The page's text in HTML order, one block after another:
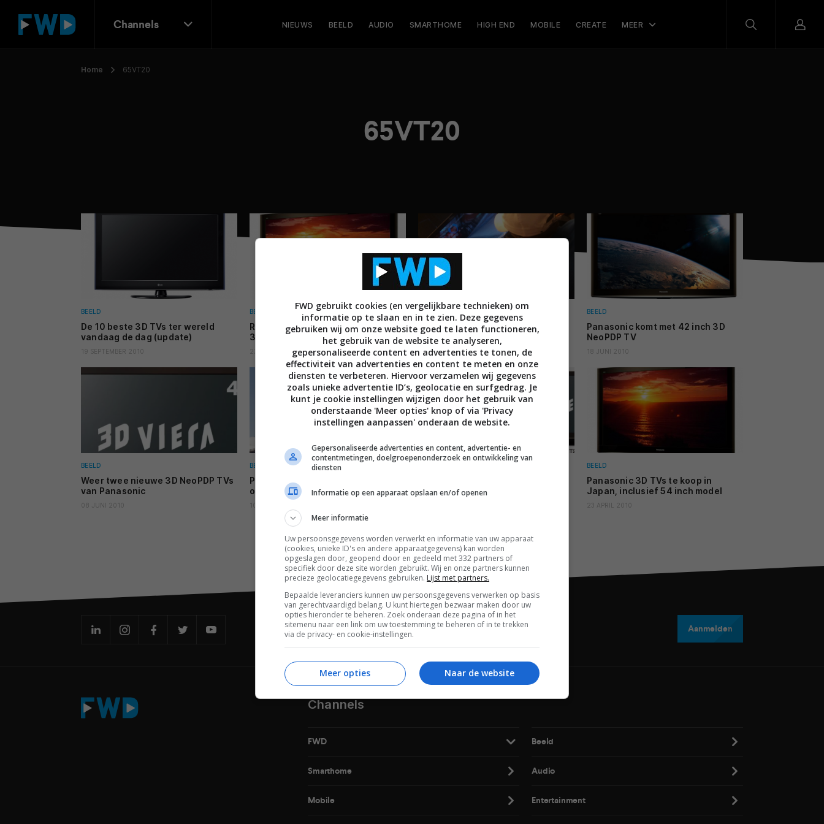
Channels NIEUWS BEELD AUDIO SMARTHOME HIGH END MOBILE CREATE MEER
Home 65VT20
65VT20
BEELD
De 10 beste 3D TVs ter wereld
vandaag de dag (update)
19 SEPTEMBER 2010
BEELD
Review: Panasonic TX-P50VT20
3D plasma TV
27 JUNI 2010
BEELD
Review: De ultieme Panasonic TX-
P50VT20 3D plasma TV
27 JUNI 2010
BEELD
Panasonic komt met 42 inch 3D
NeoPDP TV
18 JUNI 2010
BEELD
Weer twee nieuwe 3D NeoPDP TVs
van Panasonic
08 JUNI 2010
BEELD
Panasonic 3D TV voorraad raakt
op door aswolk
10 MEI 2010
NeoPDP TVs toe aan de line-up in
BEELD
Panasonic 3D TVs te koop in
Japan, inclusief 54 inch model
23 APRIL 2010
De laatste updates in je mailbox Aanmelden
Channels
FWD Beeld
Smarthome Audio
Mobile Entertainment
FWD gebruikt cookies (en vergelijkbare technieken) om
informatie op te slaan en in te zien. Deze gegevens
gebruiken wij om onze website goed te laten functioneren,
het gebruik van de website te analyseren,
gepersonaliseerde content en advertenties te tonen, de
effectiviteit van advertenties en content te meten en onze
diensten te verbeteren. Hiervoor verzamelen wij gegevens
zoals unieke advertentie ID’s, geolocatie en surfgedrag. Je
kunt je cookie instellingen wijzigen door het gebruik van
onderstaande 'Meer opties' knop of via 'Privacy
instellingen aanpassen' onderaan de website.
Gepersonaliseerde advertenties en content, advertentie- en
contentmetingen, doelgroepenonderzoek en ontwikkeling van
diensten
Informatie op een apparaat opslaan en/of openen
Meer informatie
Uw persoonsgegevens worden verwerkt en informatie van uw apparaat
(cookies, unieke ID's en andere apparaatgegevens) kan worden
opgeslagen door, geopend door en gedeeld met 332 partners of
specifiek door deze site worden gebruikt. Wij en onze partners kunnen
precieze geolocatiegegevens gebruiken. Lijst met partners.
Bepaalde leveranciers kunnen uw persoonsgegevens verwerken op basis
van gerechtvaardigd belang. U kunt hiertegen bezwaar maken door uw
opties hieronder te beheren. Zoek onderaan deze pagina of in het
sitemenu naar een link om uw toestemming te beheren of in te trekken
via de privacy- en cookie-instellingen.
Naar de website
Meer opties